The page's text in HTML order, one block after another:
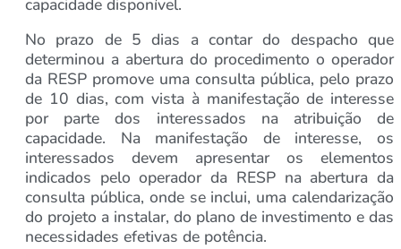
No prazo de 5 dias a contar do despacho que
determinou a abertura do procedimento o operador
da RESP promove uma consulta pública, pelo prazo
de 10 dias, com vista à manifestação de interesse
por parte dos interessados na atribuição de
capacidade. Na manifestação de interesse, os
interessados devem apresentar os elementos
indicados pelo operador da RESP na abertura da
consulta pública, onde se inclui, uma calendarização
do projeto a instalar, do plano de investimento e das
necessidades efetivas de potência.